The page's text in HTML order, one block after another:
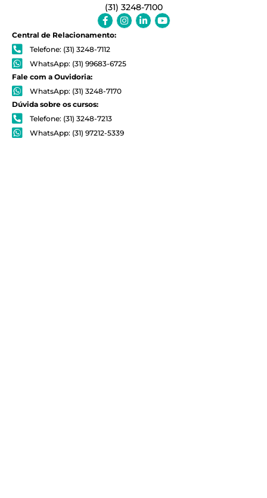
(31) 3248-7100
Facebook-
f
Instagram
Linkedin-
in
Youtube
Central de Relacionamento:
Telefone: (31) 3248-7112
WhatsApp: (31) 99683-6725
Fale com a Ouvidoria:
WhatsApp: (31) 3248-7170
Dúvida sobre os cursos:
Telefone: (31) 3248-7213
WhatsApp: (31) 97212-5339